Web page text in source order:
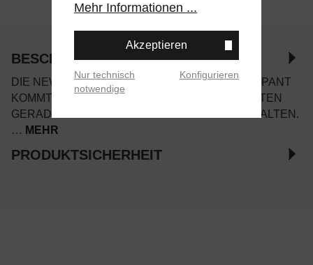
BESCHREIBUNG
DIE NEW AMSTERDAM REWORKED PLEATED PANT
KOMMT IM RELAXED-FIT MIT EINEM NACH UNTEN
GERADE GESCHNITTENEM BEIN UND BUNDFALTEN.
… MEHR
PRODUKTSICHERHEIT
Mehr Informationen ...
Akzeptieren
Nur technisch
notwendige
Konfigurieren